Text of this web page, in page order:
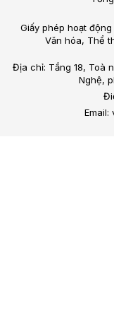
Giấy phép hoạt
Văn hóa, Thể
Địa chỉ: Tầng 18, Toà
Nghệ,
Email: